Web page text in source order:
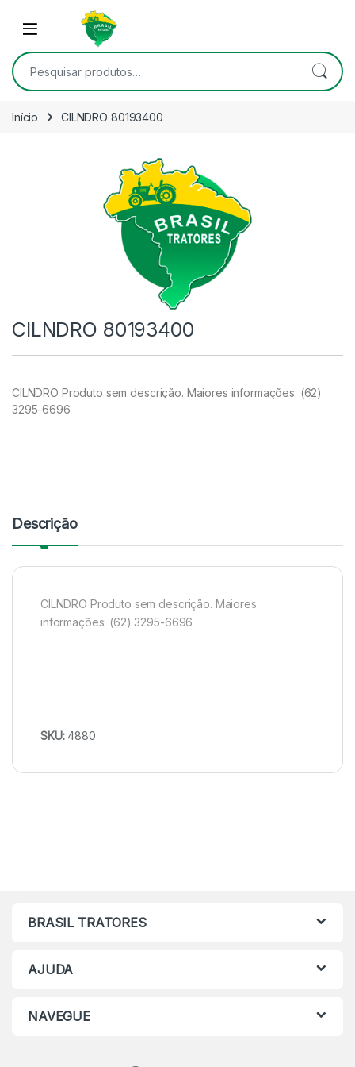
Skip to navigation
Open
Pesquisar por:
Início CILNDRO 80193400
CILNDRO 80193400
CILNDRO Produto sem descrição. Maiores informações: (62)
3295-6696
Descrição
CILNDRO Produto sem descrição. Maiores
informações: (62) 3295-6696
SKU:4880
BRASIL TRATORES
AJUDA
NAVEGUE